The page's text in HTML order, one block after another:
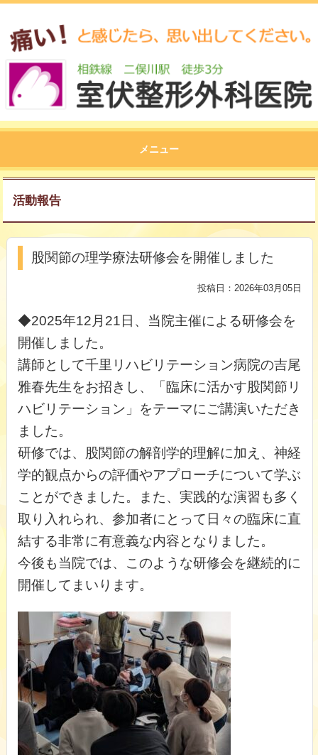
メニュー
活動報告
股関節の理学療法研修会を開催しました
投稿日：2026年03月05日
◆2025年12月21日、当院主催による研修会を
開催しました。
講師として千里リハビリテーション病院の吉尾
雅春先生をお招きし、「臨床に活かす股関節リ
ハビリテーション」をテーマにご講演いただき
ました。
研修では、股関節の解剖学的理解に加え、神経
学的観点からの評価やアプローチについて学ぶ
ことができました。また、実践的な演習も多く
取り入れられ、参加者にとって日々の臨床に直
結する非常に有意義な内容となりました。
今後も当院では、このような研修会を継続的に
開催してまいります。